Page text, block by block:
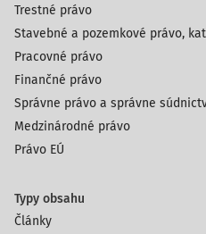
Trestné právo
Stavebné a pozemkové právo,
Pracovné právo
Finančné právo
Správne právo a správne
Medzinárodné právo
Právo EÚ
Typy obsahu
Články